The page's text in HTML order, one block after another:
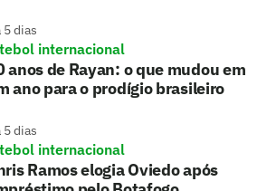
5 dias
internacional
anos de Rayan: o que mudou em
ano para o prodígio brasileiro
5 dias
internacional
Ramos elogia Oviedo após